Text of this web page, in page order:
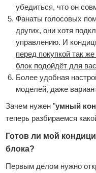
убедиться, что он
Фанаты голосовых
других, они хотя
управлению. И
перед покупкой так
блок подойдёт для
Более удобная
моделей, даже
Зачем нужен "умный
теперь разбираемся
Готов ли мой
блока?
Первым делом нужно